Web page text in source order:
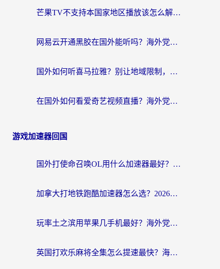
芒果TV不支持本国家地区播放该怎么解决？海外党追剧看片的终极指南
网易云开通黑胶在国外能听吗？海外党亲测有效的回国听音乐方案
国外如何听喜马拉雅？别让地域限制，断了你的中文声音陪伴
在国外如何看爱奇艺视频直播？海外党亲测有效的回国加速器指南
游戏加速器回国
国外打使命召唤OL用什么加速器最好？海外玩家国服畅玩全攻略（附小众游戏加速技巧）
加拿大打地铁跑酷加速器怎么选？2026海外玩家实测指南（附王国纪元保卫萝卜3加速技巧）
玩率土之滨用苹果几手机最好？海外党必看的国服游戏加速+设备选择指南
英国打欢乐麻将全集怎么提速最快？海外党亲测有效的国服游戏加速指南